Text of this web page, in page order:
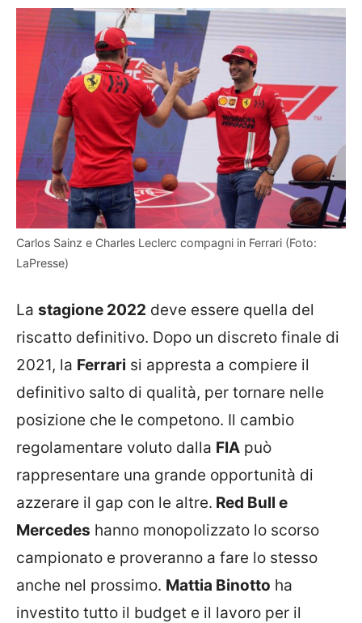
Carlos Sainz e Charles Leclerc compagni in Ferrari (Foto:
LaPresse)
La stagione 2022 deve essere quella del
riscatto definitivo. Dopo un discreto finale di
2021, la Ferrari si appresta a compiere il
definitivo salto di qualità, per tornare nelle
posizione che le competono. Il cambio
regolamentare voluto dalla FIA può
rappresentare una grande opportunità di
azzerare il gap con le altre. Red Bull e
Mercedes hanno monopolizzato lo scorso
campionato e proveranno a fare lo stesso
anche nel prossimo. Mattia Binotto ha
investito tutto il budget e il lavoro per il